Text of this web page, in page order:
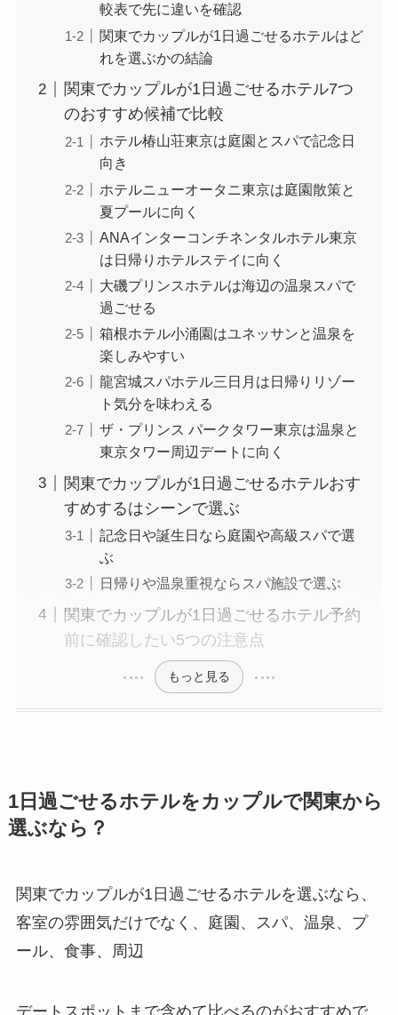
較表で先に違いを確認
関東でカップルが1日過ごせるホテルはど
れを選ぶかの結論
関東でカップルが1日過ごせるホテル7つ
のおすすめ候補で比較
ホテル椿山荘東京は庭園とスパで記念日
向き
ホテルニューオータニ東京は庭園散策と
夏プールに向く
ANAインターコンチネンタルホテル東京
は日帰りホテルステイに向く
大磯プリンスホテルは海辺の温泉スパで
過ごせる
箱根ホテル小涌園はユネッサンと温泉を
楽しみやすい
龍宮城スパホテル三日月は日帰りリゾー
ト気分を味わえる
ザ・プリンス パークタワー東京は温泉と
東京タワー周辺デートに向く
関東でカップルが1日過ごせるホテルおす
すめするはシーンで選ぶ
記念日や誕生日なら庭園や高級スパで選
ぶ
日帰りや温泉重視ならスパ施設で選ぶ
関東でカップルが1日過ごせるホテル予約
前に確認したい5つの注意点
もっと見る
1日過ごせるホテルをカップルで関東から
選ぶなら？
関東でカップルが1日過ごせるホテルを選ぶなら、
客室の雰囲気だけでなく、庭園、スパ、温泉、プ
ール、食事、周辺
デートスポットまで含めて比べるのがおすすめで